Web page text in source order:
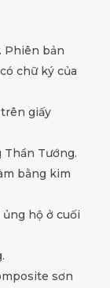
Phiên bản
chữ ký của
giấy
Thần Tướng.
bằng kim
hộ ở cuối
sơn